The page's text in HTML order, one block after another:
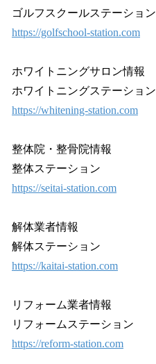
ゴルフスクールステーション
https://golfschool-station.com
ホワイトニングサロン情報
ホワイトニングステーション
https://whitening-station.com
整体院・整骨院情報
整体ステーション
https://seitai-station.com
解体業者情報
解体ステーション
https://kaitai-station.com
リフォーム業者情報
リフォームステーション
https://reform-station.com